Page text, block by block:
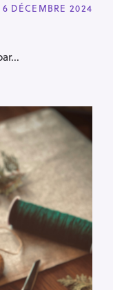
6 DÉCEMBRE 2024